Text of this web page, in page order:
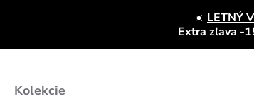
☀️ LETNÝ
Extra zľava -
Kolekcie